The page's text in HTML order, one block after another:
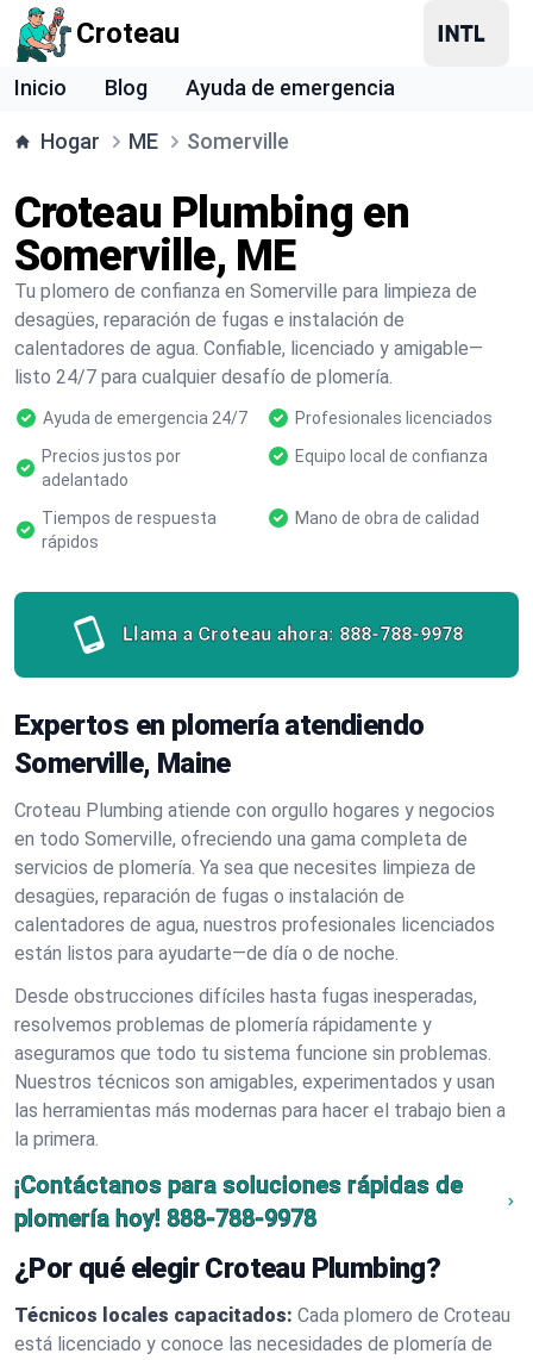
Croteau
Inicio Blog Ayuda de emergencia
Hogar ME Somerville
Croteau Plumbing en
Somerville, ME
Tu plomero de confianza en Somerville para limpieza de
desagües, reparación de fugas e instalación de
calentadores de agua. Confiable, licenciado y amigable—
listo 24/7 para cualquier desafío de plomería.
Ayuda de emergencia 24/7
Profesionales licenciados
Precios justos por
adelantado
Equipo local de confianza
Tiempos de respuesta
rápidos
Mano de obra de calidad
Llama a Croteau ahora: 888-788-9978
Expertos en plomería atendiendo
Somerville, Maine
Croteau Plumbing atiende con orgullo hogares y negocios
en todo Somerville, ofreciendo una gama completa de
servicios de plomería. Ya sea que necesites limpieza de
desagües, reparación de fugas o instalación de
calentadores de agua, nuestros profesionales licenciados
están listos para ayudarte—de día o de noche.
Desde obstrucciones difíciles hasta fugas inesperadas,
resolvemos problemas de plomería rápidamente y
aseguramos que todo tu sistema funcione sin problemas.
Nuestros técnicos son amigables, experimentados y usan
las herramientas más modernas para hacer el trabajo bien a
la primera.
¡Contáctanos para soluciones rápidas de
plomería hoy! 888-788-9978
¿Por qué elegir Croteau Plumbing?
Técnicos locales capacitados: Cada plomero de Croteau
está licenciado y conoce las necesidades de plomería de